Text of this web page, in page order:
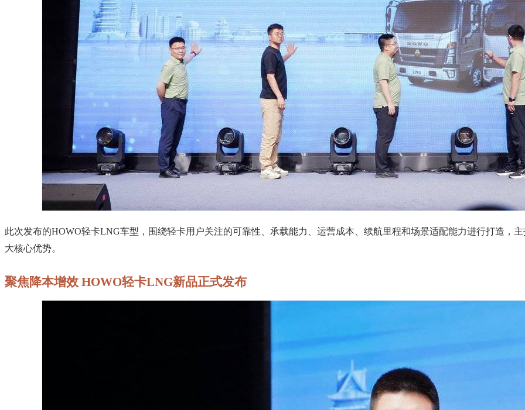
此次发布的HOWO轻卡LNG车型，围绕轻卡用户关注的可靠性、承载能力、运营成本、续航里程和场景适配能力进行打造，
大核心优势。
聚焦降本增效 HOWO轻卡LNG新品正式发布